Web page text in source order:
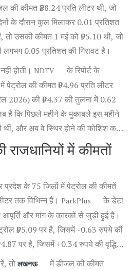
की कीमत ₹88.24 प्रति लीटर थी, जो
के दौरान कुल मिलाकर 0.01 प्रतिशत
तो उसकी कीमत 1 मई को ₹95.10 थी, जो
0.05 प्रतिशत की गिरावट है।
होती। NDTV
के रिपोर्ट के
की कीमत ₹94.96 प्रति लीटर
2026) की ₹94.37 की तुलना में 0.62
है कि पिछले महीने के मुकाबले इस महीने
और अब वे स्थिर होने की कोशिश कर
राजधानियों में कीमतों
प्रदेश के 75 जिलों में पेट्रोल की कीमतें
तक विभिन्न हैं। ParkPlus
के डेटा
और मांग के कारकों से जुड़ी हुई है।
₹95.09 पर है, जिसमें -0.63 रुपये की
पर है, जिसमें +0.34 रुपये की वृद्धि
तोलखनऊ
में डीजल की कीमत